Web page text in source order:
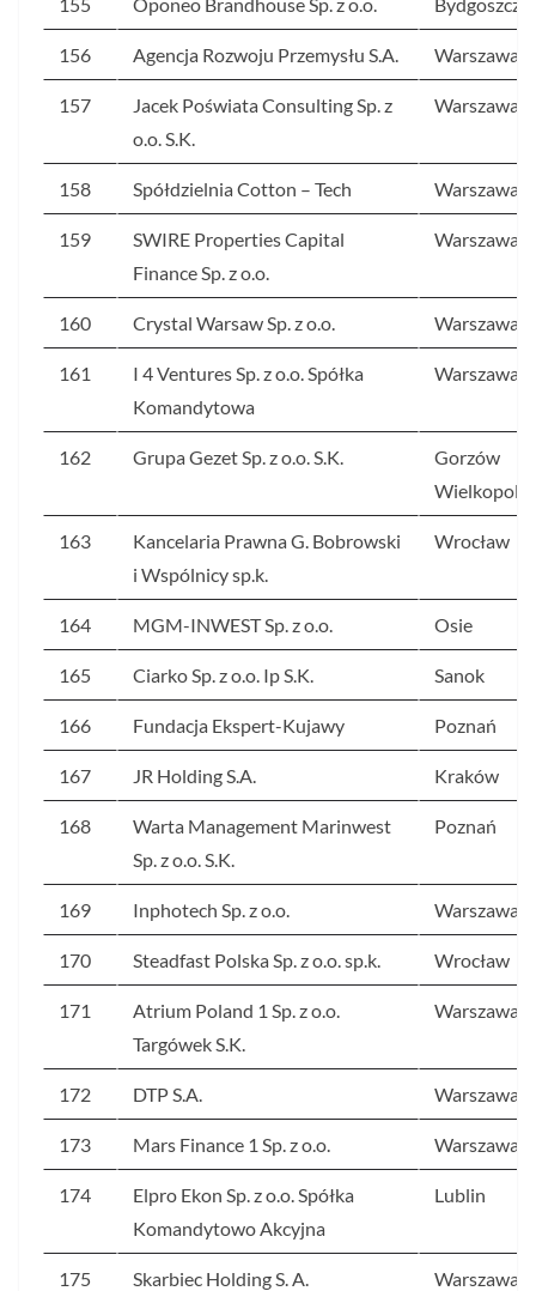
156 Agencja Rozwoju Przemysłu S.A. Warszawa
157
Jacek Poświata Consulting Sp. z
o.o. S.K.
Warszawa
158 Spółdzielnia Cotton – Tech Warszawa
159
SWIRE Properties Capital
Finance Sp. z o.o.
Warszawa
160 Crystal Warsaw Sp. z o.o. Warszawa
161
I 4 Ventures Sp. z o.o. Spółka
Komandytowa
Warszawa
162 Grupa Gezet Sp. z o.o. S.K.
Gorzów
163
Kancelaria Prawna G. Bobrowski
i Wspólnicy sp.k.
Wrocław
164 MGM-INWEST Sp. z o.o. Osie
165 Ciarko Sp. z o.o. Ip S.K. Sanok
166 Fundacja Ekspert-Kujawy Poznań
167 JR Holding S.A. Kraków
168
Warta Management Marinwest
Sp. z o.o. S.K.
Poznań
169 Inphotech Sp. z o.o. Warszawa
170 Steadfast Polska Sp. z o.o. sp.k. Wrocław
171
Atrium Poland 1 Sp. z o.o.
Targówek S.K.
Warszawa
172 DTP S.A. Warszawa
173 Mars Finance 1 Sp. z o.o. Warszawa
174
Elpro Ekon Sp. z o.o. Spółka
Komandytowo Akcyjna
Lublin
175 Skarbiec Holding S. A. Warszawa